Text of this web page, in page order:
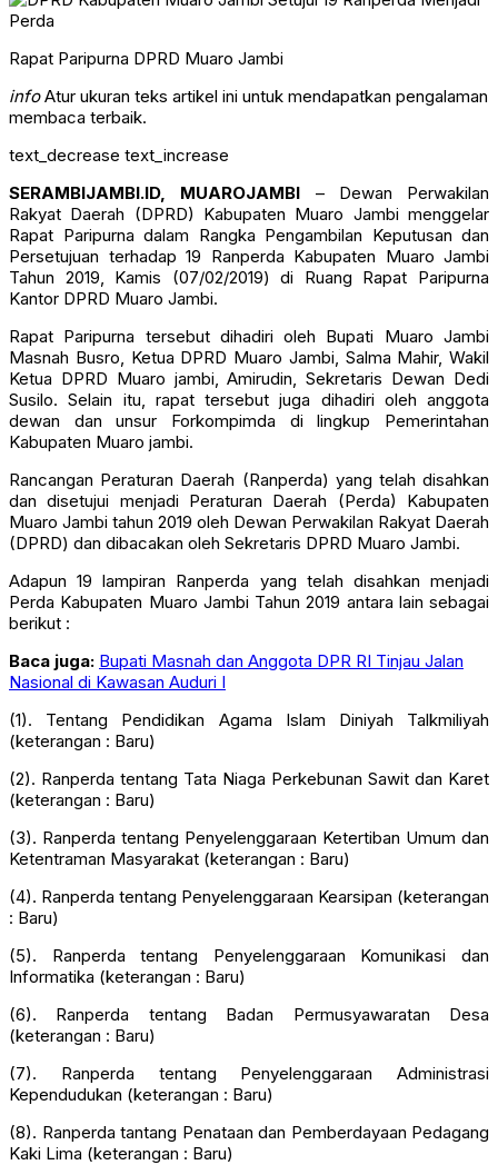
Rapat Paripurna DPRD Muaro Jambi
infoAtur ukuran teks artikel ini untuk mendapatkan pengalaman
membaca terbaik.
text_decrease text_increase
SERAMBIJAMBI.ID, MUAROJAMBI – Dewan Perwakilan
Rakyat Daerah (DPRD) Kabupaten Muaro Jambi menggelar
Rapat Paripurna dalam Rangka Pengambilan Keputusan dan
Persetujuan terhadap 19 Ranperda Kabupaten Muaro Jambi
Tahun 2019, Kamis (07/02/2019) di Ruang Rapat Paripurna
Kantor DPRD Muaro Jambi.
Rapat Paripurna tersebut dihadiri oleh Bupati Muaro Jambi
Masnah Busro, Ketua DPRD Muaro Jambi, Salma Mahir, Wakil
Ketua DPRD Muaro jambi, Amirudin, Sekretaris Dewan Dedi
Susilo. Selain itu, rapat tersebut juga dihadiri oleh anggota
dewan dan unsur Forkompimda di lingkup Pemerintahan
Kabupaten Muaro jambi.
Rancangan Peraturan Daerah (Ranperda) yang telah disahkan
dan disetujui menjadi Peraturan Daerah (Perda) Kabupaten
Muaro Jambi tahun 2019 oleh Dewan Perwakilan Rakyat Daerah
(DPRD) dan dibacakan oleh Sekretaris DPRD Muaro Jambi.
Adapun 19 lampiran Ranperda yang telah disahkan menjadi
Perda Kabupaten Muaro Jambi Tahun 2019 antara lain sebagai
berikut :
Baca juga: Bupati Masnah dan Anggota DPR RI Tinjau Jalan
Nasional di Kawasan Auduri I
(1). Tentang Pendidikan Agama Islam Diniyah Talkmiliyah
(keterangan : Baru)
(2). Ranperda tentang Tata Niaga Perkebunan Sawit dan Karet
(keterangan : Baru)
(3). Ranperda tentang Penyelenggaraan Ketertiban Umum dan
Ketentraman Masyarakat (keterangan : Baru)
(4). Ranperda tentang Penyelenggaraan Kearsipan (keterangan
: Baru)
(5). Ranperda tentang Penyelenggaraan Komunikasi dan
Informatika (keterangan : Baru)
(6). Ranperda tentang Badan Permusyawaratan Desa
(keterangan : Baru)
(7). Ranperda tentang Penyelenggaraan Administrasi
Kependudukan (keterangan : Baru)
(8). Ranperda tantang Penataan dan Pemberdayaan Pedagang
Kaki Lima (keterangan : Baru)